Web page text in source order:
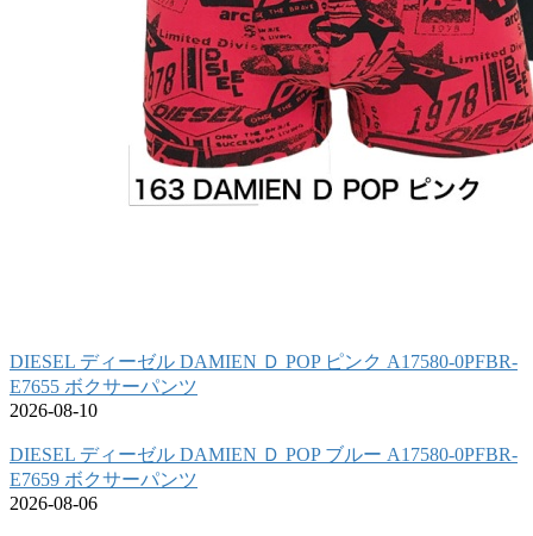
DIESEL ディーゼル DAMIEN Ｄ POP ピンク A17580-0PFBR-
E7655 ボクサーパンツ
2026-08-10
DIESEL ディーゼル DAMIEN Ｄ POP ブルー A17580-0PFBR-
E7659 ボクサーパンツ
2026-08-06